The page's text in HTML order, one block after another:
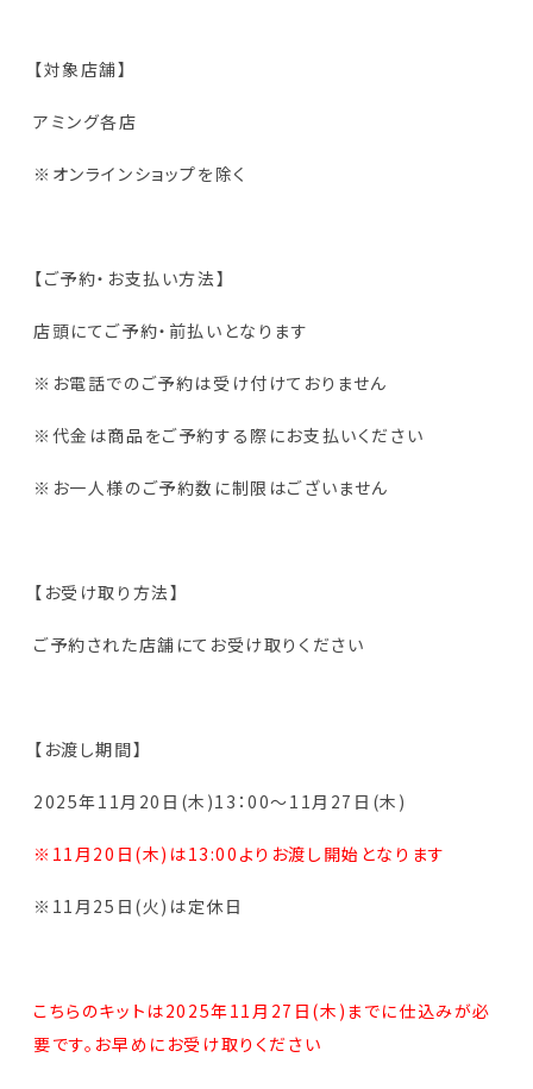
【対象店舗】
アミング各店
※オンラインショップを除く
【ご予約・お支払い方法】
店頭にてご予約・前払いとなります
※お電話でのご予約は受け付けておりません
※代金は商品をご予約する際にお支払いください
※お一人様のご予約数に制限はございません
【お受け取り方法】
ご予約された店舗にてお受け取りください
【お渡し期間】
2025年11月20日(木)13：00～11月27日(木)
※11月20日(木)は13:00よりお渡し開始となります
※11月25日(火)は定休日
こちらのキットは2025年11月27日(木)までに仕込みが必
要です。お早めにお受け取りください